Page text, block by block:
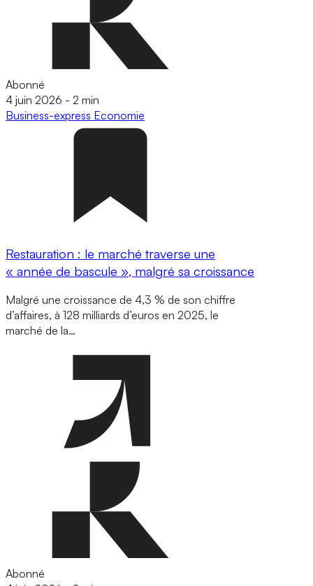
Abonné
4 juin 2026 - 2 min
Business-express Economie
Restauration : le marché traverse une
« année de bascule », malgré sa croissance
Malgré une croissance de 4,3 % de son chiffre
d’affaires, à 128 milliards d’euros en 2025, le
marché de la…
Abonné